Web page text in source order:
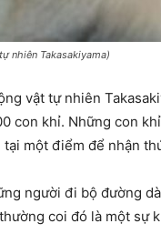
nhiên Takasakiyama)
vật tự nhiên
con khỉ. Những con
một điểm để nhận
người đi bộ đường
coi đó là một sự